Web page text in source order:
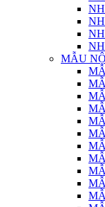
MẪU